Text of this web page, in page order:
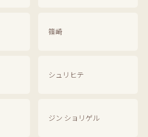
篠崎
シュリヒテ
ジン ショリゲル